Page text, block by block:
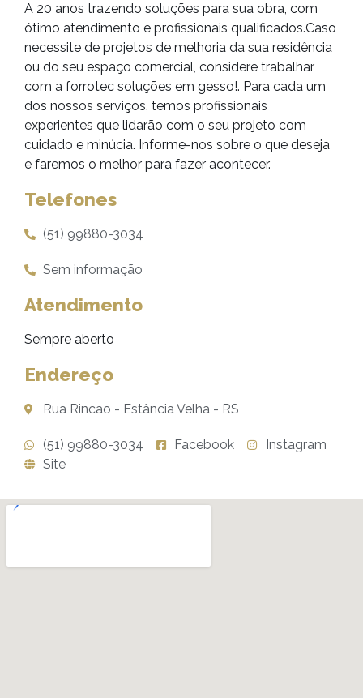
A 20 anos trazendo soluções para sua obra, com
ótimo atendimento e profissionais qualificados.Caso
necessite de projetos de melhoria da sua residência
ou do seu espaço comercial, considere trabalhar
com a forrotec soluções em gesso!. Para cada um
dos nossos serviços, temos profissionais
experientes que lidarão com o seu projeto com
cuidado e minúcia. Informe-nos sobre o que deseja
e faremos o melhor para fazer acontecer.
Telefones
(51) 99880-3034
Sem informação
Atendimento
Sempre aberto
Endereço
Rua Rincao - Estância Velha - RS
(51) 99880-3034 Facebook
Instagram
Site